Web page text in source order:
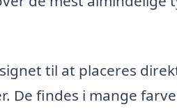
til at placeres
De findes i mange